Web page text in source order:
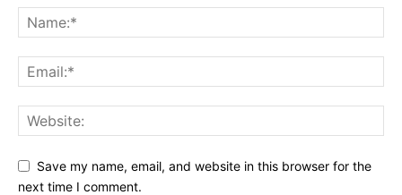
Save my name, email, and website in this browser for the
next time I comment.